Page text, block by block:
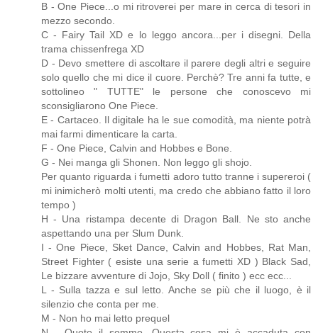
B - One Piece...o mi ritroverei per mare in cerca di tesori in
mezzo secondo.
C - Fairy Tail XD e lo leggo ancora...per i disegni. Della
trama chissenfrega XD
D - Devo smettere di ascoltare il parere degli altri e seguire
solo quello che mi dice il cuore. Perchè? Tre anni fa tutte, e
sottolineo " TUTTE" le persone che conoscevo mi
sconsigliarono One Piece.
E - Cartaceo. Il digitale ha le sue comodità, ma niente potrà
mai farmi dimenticare la carta.
F - One Piece, Calvin and Hobbes e Bone.
G - Nei manga gli Shonen. Non leggo gli shojo.
Per quanto riguarda i fumetti adoro tutto tranne i supereroi (
mi inimicherò molti utenti, ma credo che abbiano fatto il loro
tempo )
H - Una ristampa decente di Dragon Ball. Ne sto anche
aspettando una per Slum Dunk.
I - One Piece, Sket Dance, Calvin and Hobbes, Rat Man,
Street Fighter ( esiste una serie a fumetti XD ) Black Sad,
Le bizzare avventure di Jojo, Sky Doll ( finito ) ecc ecc...
L - Sulla tazza e sul letto. Anche se più che il luogo, è il
silenzio che conta per me.
M - Non ho mai letto prequel